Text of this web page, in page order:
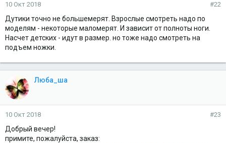
10 Окт 2018 #22
Дутики точно не большемерят. Взрослые смотреть надо по
моделям - некоторые маломерят. И зависит от полноты ноги.
Насчет детских - идут в размер. но тоже надо смотреть на
подъем ножки.
Люба_ша
10 Окт 2018 #23
Добрый вечер!
примите, пожалуйста, заказ: